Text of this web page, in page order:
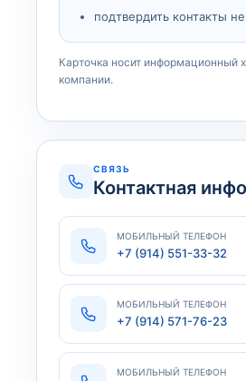
подтвердить контакты
Карточка носит информационный
компании.
СВЯЗЬ
Контактная
МОБИЛЬНЫЙ ТЕЛЕФОН
+7 (914) 551-33-32
МОБИЛЬНЫЙ ТЕЛЕФОН
+7 (914) 571-76-23
МОБИЛЬНЫЙ ТЕЛЕФОН